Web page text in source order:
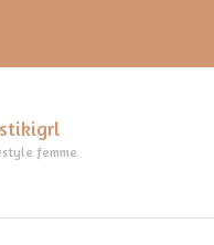
femme